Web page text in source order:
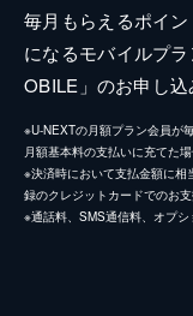
毎月もらえるポイ
になるモバイルプ
OBILE」のお申し込
※U-NEXTの月額プラン会員が
月額基本料の支払いに充てた場
※決済時において支払金額に相
録のクレジットカードでのお支
※通話料、SMS通信料、オプシ